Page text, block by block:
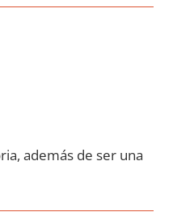
además dе ser una